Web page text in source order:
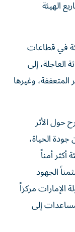
الهيئة
في قطاعات
العاجلة، إلى
وغيرها
الأثر
الحياة،
أكثر أمناً
الجهود
الإمارات مركزاً
إلى